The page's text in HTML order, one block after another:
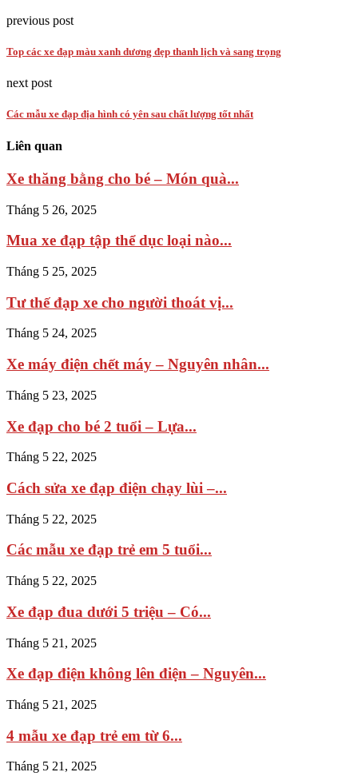
previous post
Top các xe đạp màu xanh dương đẹp thanh lịch và sang trọng
next post
Các mẫu xe đạp địa hình có yên sau chất lượng tốt nhất
Liên quan
Xe thăng bằng cho bé – Món quà...
Tháng 5 26, 2025
Mua xe đạp tập thể dục loại nào...
Tháng 5 25, 2025
Tư thế đạp xe cho người thoát vị...
Tháng 5 24, 2025
Xe máy điện chết máy – Nguyên nhân...
Tháng 5 23, 2025
Xe đạp cho bé 2 tuổi – Lựa...
Tháng 5 22, 2025
Cách sửa xe đạp điện chạy lùi –...
Tháng 5 22, 2025
Các mẫu xe đạp trẻ em 5 tuổi...
Tháng 5 22, 2025
Xe đạp đua dưới 5 triệu – Có...
Tháng 5 21, 2025
Xe đạp điện không lên điện – Nguyên...
Tháng 5 21, 2025
4 mẫu xe đạp trẻ em từ 6...
Tháng 5 21, 2025